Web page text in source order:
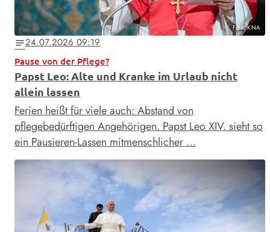
Foto: KNA
notes24.07.2026 09:19
Pause von der Pflege?
Papst Leo: Alte und Kranke im Urlaub nicht
allein lassen
Ferien heißt für viele auch: Abstand von
pflegebedürftigen Angehörigen. Papst Leo XIV. sieht so
ein Pausieren-Lassen mitmenschlicher …